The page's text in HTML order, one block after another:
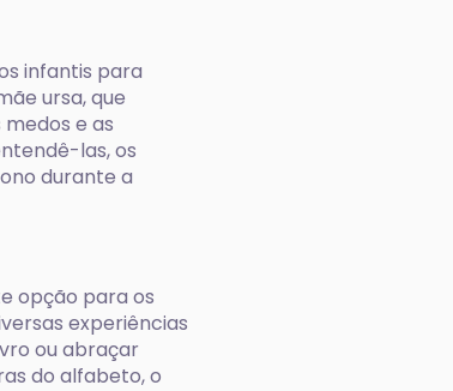
infantis para
ursa, que
e as
las, os
durante a
opção para os
experiências
ou abraçar
do alfabeto, o